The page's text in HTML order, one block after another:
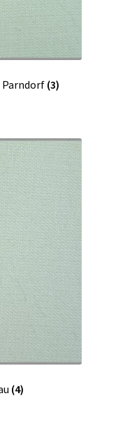
Parndorf (3)
(4)